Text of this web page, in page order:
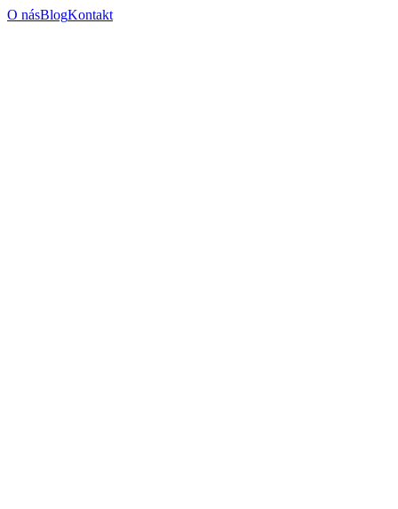
O násBlogKontakt